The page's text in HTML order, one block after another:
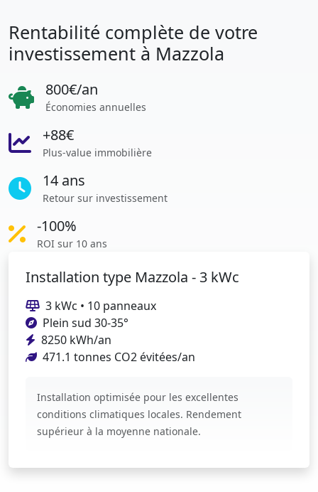
Rentabilité complète de votre
investissement à Mazzola
800€/an
Économies annuelles
+88€
Plus-value immobilière
14 ans
Retour sur investissement
-100%
ROI sur 10 ans
Installation type Mazzola - 3 kWc
3 kWc • 10 panneaux
Plein sud 30-35°
8250 kWh/an
471.1 tonnes CO2 évitées/an
Installation optimisée pour les excellentes
conditions climatiques locales. Rendement
supérieur à la moyenne nationale.